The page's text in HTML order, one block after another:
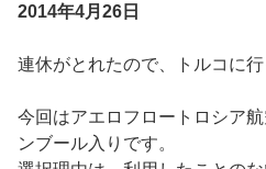
2014年4月26日
連休がとれたので、トルコに
今回はアエロフロートロシア
ンブール入りです。